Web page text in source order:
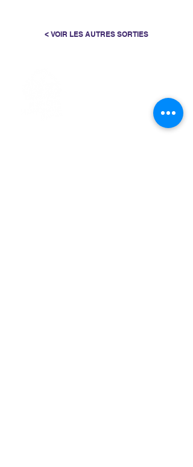
< VOIR LES AUTRES SORTIES